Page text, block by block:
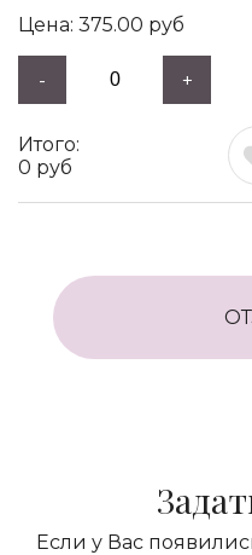
375.00 руб
- +
0 руб
Если у Вас